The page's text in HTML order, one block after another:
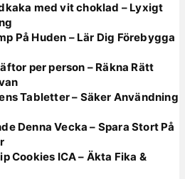
med vit choklad – Lyxigt
På Huden – Lär Dig Förebygga
per person – Räkna Rätt
Tabletter – Säker Användning
Denna Vecka – Spara Stort På
Cookies ICA – Äkta Fika &